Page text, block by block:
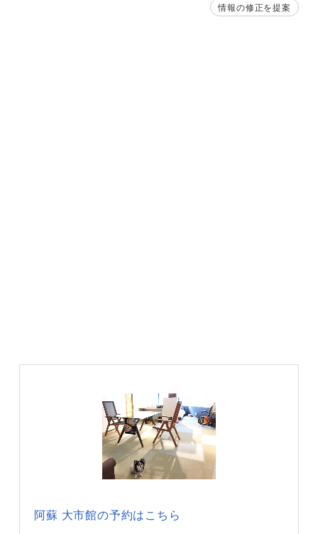
情報の修正を提案
阿蘇 大市館の予約はこちら